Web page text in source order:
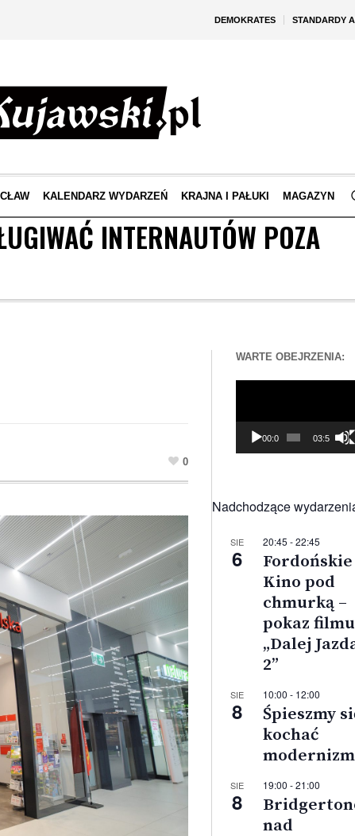
DEMOKRATES STANDARDY
KALENDARZ WYDARZEŃ KRAJNA I PAŁUKI MAGAZYN
INTERNAUTÓW POZA
0
WARTE OBEJRZENIA:
00:00 03:56
Nadchodzące
SIE
6
20:45 -22:45
Fordońskie
Kino pod
chmurką –
pokaz filmu
„Dalej
2”
SIE
8
10:00 - 12:00
Śpieszmy
kochać
SIE
8
19:00 -21:00
nad